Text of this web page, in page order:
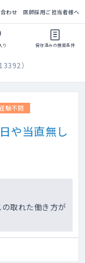
わせ 医師採用ご担当者様へ
り 保存済みの検索条件
）
験不問
や当直無し
取れた働き方が